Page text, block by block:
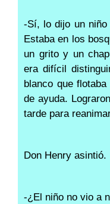
-Sí, lo dijo un niño
Estaba en los
un grito y un
era difícil
blanco que
de ayuda.
tarde para
Don Henry asintió.
-¿El niño no vio a